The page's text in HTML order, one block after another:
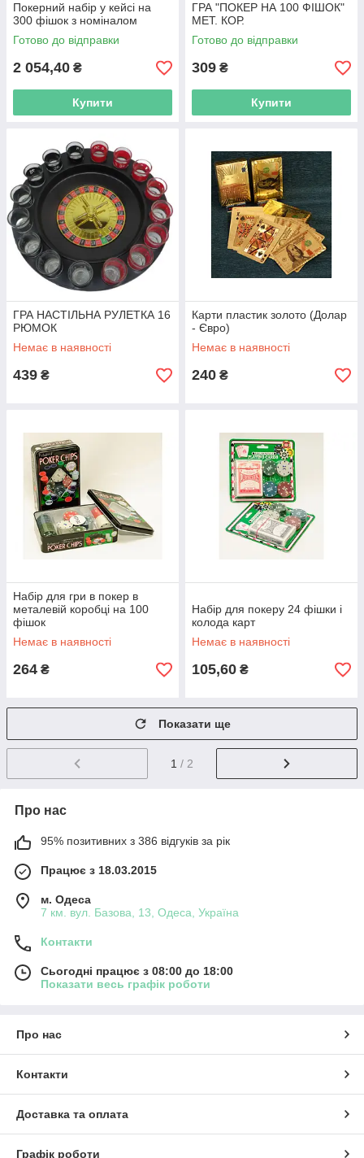
Покерний набір у кейсі на
300 фішок з номіналом
Готово до відправки
2 054,40 ₴
Купити
ГРА "ПОКЕР НА 100 ФІШОК"
МЕТ. КОР.
Готово до відправки
309 ₴
Купити
ГРА НАСТІЛЬНА РУЛЕТКА 16
РЮМОК
Немає в наявності
439 ₴
Карти пластик золото (Долар
- Євро)
Немає в наявності
240 ₴
Набір для гри в покер в
металевій коробці на 100
фішок
Немає в наявності
264 ₴
Набір для покеру 24 фішки і
колода карт
Немає в наявності
105,60 ₴
Показати ще
1 / 2
Про нас
95% позитивних з 386 відгуків за рік
Працює з 18.03.2015
м. Одеса
7 км. вул. Базова, 13, Одеса, Україна
Контакти
Сьогодні працює з 08:00 до 18:00
Показати весь графік роботи
Про нас
Контакти
Доставка та оплата
Графік роботи